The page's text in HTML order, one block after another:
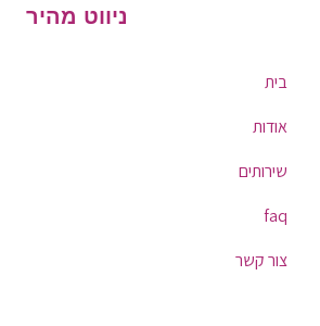
ניווט מהיר
בית
אודות
שירותים
faq
צור קשר